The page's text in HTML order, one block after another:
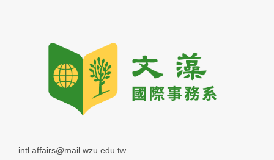
intl.affairs@mail.wzu.edu.tw